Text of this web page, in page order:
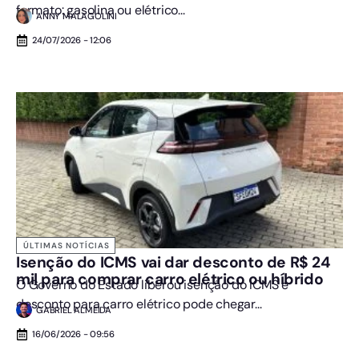
formato: gasolina ou elétrico...
ANNY MALAGOLINI
24/07/2026 - 12:06
ÚLTIMAS NOTÍCIAS
Isenção do ICMS vai dar desconto de R$ 24
mil para comprar carro elétrico ou híbrido
O Governo do Estado liberou isenção do ICMS e
desconto para carro elétrico pode chegar...
GABRIEL ALMEIDA
16/06/2026 - 09:56